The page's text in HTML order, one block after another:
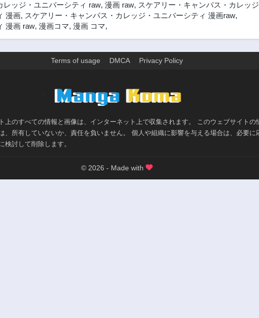
レッジ・ユニバーシティ raw, 漫画 raw, スケアリー・キャンパス・カレッ
漫画, スケアリー・キャンパス・カレッジ・ユニバーシティ 漫画raw,
漫画 raw, 漫画コマ, 漫画 コマ,
Terms of usage DMCA Privacy Policy
上のすべての情報と画像は、インターネット上で収集されます。 このウェブサイトの
、所有していないか、責任を負いません。 個人や組織に影響を与える場合は、必要に
検討して削除します。
© 2026 - Made with